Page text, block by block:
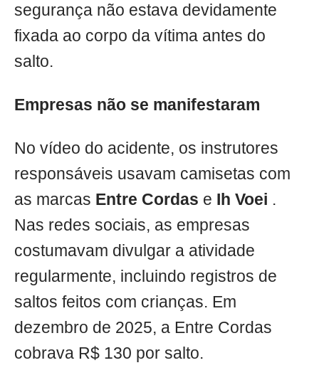
segurança não estava devidamente
fixada ao corpo da vítima antes do
salto.
Empresas não se manifestaram
No vídeo do acidente, os instrutores
responsáveis usavam camisetas com
as marcas Entre Cordas e Ih Voei .
Nas redes sociais, as empresas
costumavam divulgar a atividade
regularmente, incluindo registros de
saltos feitos com crianças. Em
dezembro de 2025, a Entre Cordas
cobrava R$ 130 por salto.